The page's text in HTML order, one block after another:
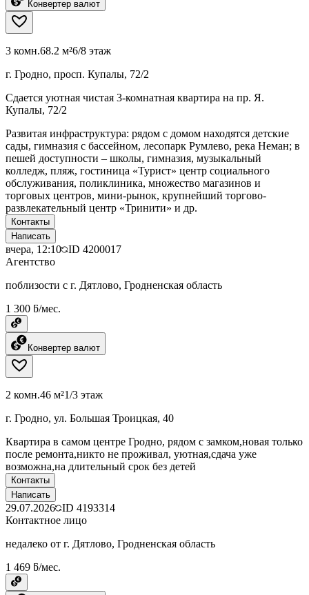
Конвертер валют
3 комн.68.2 м²6/8 этаж
г. Гродно, просп. Купалы, 72/2
Сдается уютная чистая 3-комнатная квартира на пр. Я.
Купалы, 72/2
Развитая инфраструктура: рядом с домом находятся детские
сады, гимназия с бассейном, лесопарк Румлево, река Неман; в
пешей доступности – школы, гимназия, музыкальный
колледж, пляж, гостиница «Турист» центр социального
обслуживания, поликлиника, множество магазинов и
торговых центров, мини-рынок, крупнейший торгово-
развлекательный центр «Тринити» и др.
Контакты
Написать
вчера, 12:10 ID 4200017
Агентство
поблизости с г. Дятлово, Гродненская область
1 300 ƃ/мес.
Конвертер валют
2 комн.46 м²1/3 этаж
г. Гродно, ул. Большая Троицкая, 40
Квартира в самом центре Гродно, рядом с замком,новая только
после ремонта,никто не проживал, уютная,сдача уже
возможна,на длительный срок без детей
Контакты
Написать
29.07.2026 ID 4193314
Контактное лицо
недалеко от г. Дятлово, Гродненская область
1 469 ƃ/мес.